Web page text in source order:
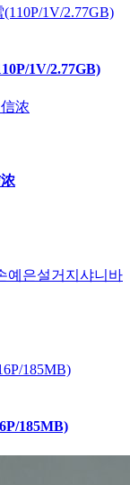
1V/2.77GB)
예은설거지 샤니 바
185MB)